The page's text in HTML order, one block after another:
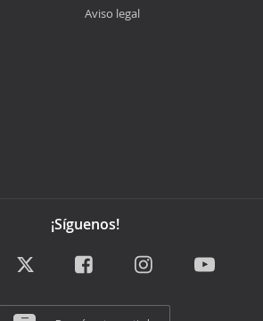
Aviso legal
¡Síguenos!